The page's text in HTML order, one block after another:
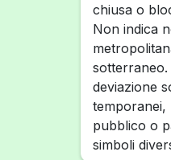
chiusa o
Non indica
sotterraneo.
deviazione
pubblico o
simboli